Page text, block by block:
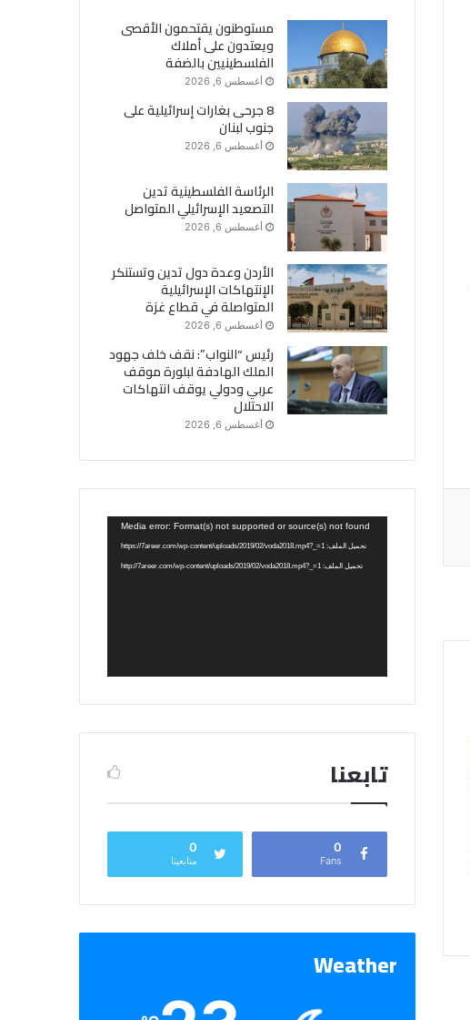
مستوطنون يقتحمون الأقصى
ويعتدون على أملاك
الفلسطينيين بالضفة
أغسطس 6, 2026
8 جرحى بغارات إسرائيلية على
جنوب لبنان
أغسطس 6, 2026
الرئاسة الفلسطينية تدين
التصعيد الإسرائيلي المتواصل
أغسطس 6, 2026
الأردن وعدة دول تدين وتستنكر
الإنتهاكات الإسرائيلية
المتواصلة في قطاع غزة
أغسطس 6, 2026
رئيس “النواب”: نقف خلف جهود
الملك الهادفة لبلورة موقف
عربي ودولي يوقف انتهاكات
الاحتلال
أغسطس 6, 2026
مشغل
الفيديو
Media error: Format(s) not supported or source(s) not found
تحميل الملف: https://7areer.com/wp-content/uploads/2019/02/voda2018.mp4?_=1
تحميل الملف: http://7areer.com/wp-content/uploads/2019/02/voda2018.mp4?_=1
تابعنا
0
Fans
0
متابعينا
Weather